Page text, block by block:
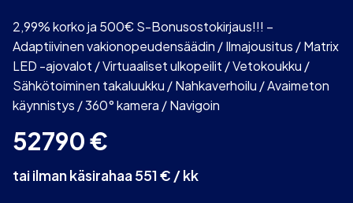
2,99% korko ja 500€ S-Bonusostokirjaus!!! –
Adaptiivinen vakionopeudensäädin / Ilmajousitus / Matrix
LED -ajovalot / Virtuaaliset ulkopeilit / Vetokoukku /
Sähkötoiminen takaluukku / Nahkaverhoilu / Avaimeton
käynnistys / 360° kamera / Navigoin
52790€
tai ilman käsirahaa 551 € / kk